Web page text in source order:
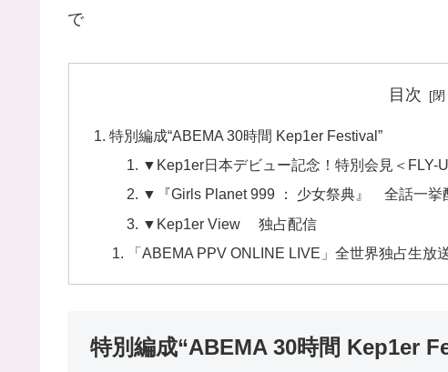
で
目次
特別編成“ABEMA 30時間 Kep1er Festival”
▼Kep1er日本デビュー記念！特別会見＜FLY-
▼『Girls Planet 999 ： 少女祭典』 全話一挙
▼Kep1er View 独占配信
「ABEMA PPV ONLINE LIVE」全世界独占生
特別編成“ABEMA 30時間 Kep1er